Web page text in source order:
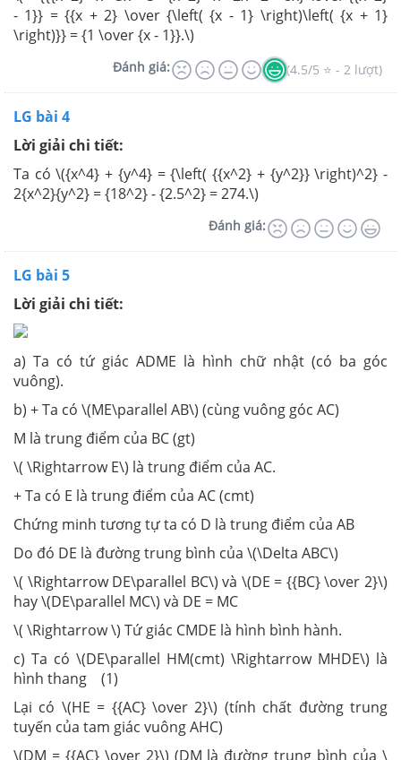
- 1}} = {{x + 2} \over {\left( {x - 1} \right)\left( {x + 1}
\right)}} = {1 \over {x - 1}}.\)
Đánh giá: (4.5/5 ⭐ - 2 lượt)
LG bài 4
Lời giải chi tiết:
Ta có \({x^4} + {y^4} = {\left( {{x^2} + {y^2}} \right)^2} -
2{x^2}{y^2} = {18^2} - {2.5^2} = 274.\)
Đánh giá:
LG bài 5
Lời giải chi tiết:
a) Ta có tứ giác ADME là hình chữ nhật (có ba góc
vuông).
b) + Ta có \(ME\parallel AB\) (cùng vuông góc AC)
M là trung điểm của BC (gt)
\( \Rightarrow E\) là trung điểm của AC.
+ Ta có E là trung điểm của AC (cmt)
Chứng minh tương tự ta có D là trung điểm của AB
Do đó DE là đường trung bình của \(\Delta ABC\)
\( \Rightarrow DE\parallel BC\) và \(DE = {{BC} \over 2}\)
hay \(DE\parallel MC\) và DE = MC
\( \Rightarrow \) Tứ giác CMDE là hình bình hành.
c) Ta có \(DE\parallel HM(cmt) \Rightarrow MHDE\) là
hình thang (1)
Lại có \(HE = {{AC} \over 2}\) (tính chất đường trung
tuyến của tam giác vuông AHC)
\(DM = {{AC} \over 2}\) (DM là đường trung bình của \